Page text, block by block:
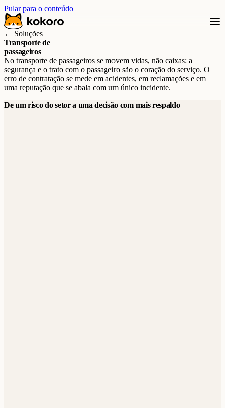
Pular para o conteúdo
← Soluções
Transporte de
passageiros
No transporte de passageiros se movem vidas, não caixas: a
segurança e o trato com o passageiro são o coração do serviço. O
erro de contratação se mede em acidentes, em reclamações e em
uma reputação que se abala com um único incidente.
De um risco do setor a uma decisão com mais respaldo